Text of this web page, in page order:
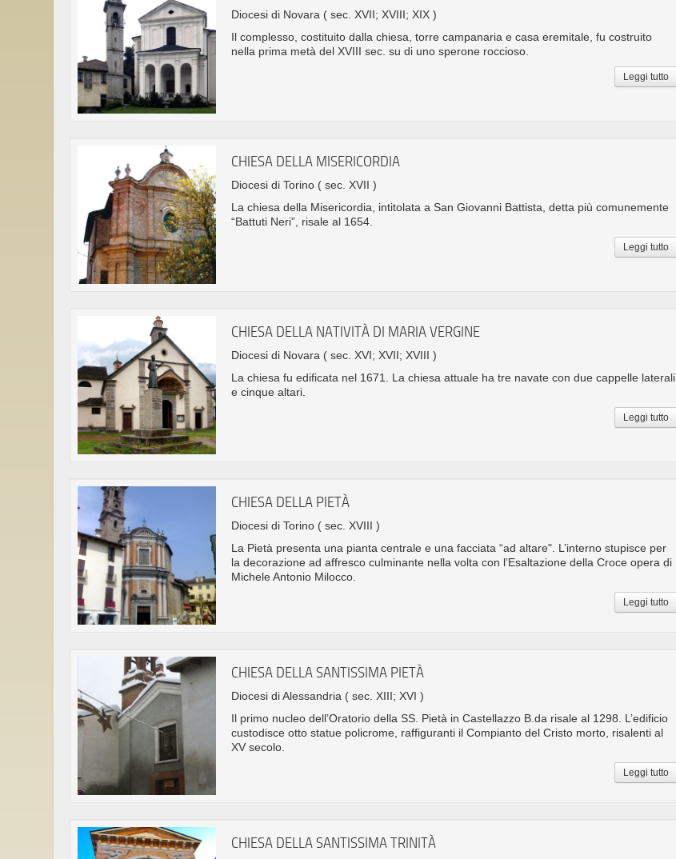
Diocesi di Novara ( sec. XVII; XVIII; XIX )
Il complesso, costituito dalla chiesa, torre campanaria e casa eremitale, fu costruito
nella prima metà del XVIII sec. su di uno sperone roccioso.
Leggi tutto
CHIESA DELLA MISERICORDIA
Diocesi di Torino ( sec. XVII )
La chiesa della Misericordia, intitolata a San Giovanni Battista, detta più comunemente
“Battuti Neri”, risale al 1654.
Leggi tutto
CHIESA DELLA NATIVITÀ DI MARIA VERGINE
Diocesi di Novara ( sec. XVI; XVII; XVIII )
La chiesa fu edificata nel 1671. La chiesa attuale ha tre navate con due cappelle laterali
e cinque altari.
Leggi tutto
CHIESA DELLA PIETÀ
Diocesi di Torino ( sec. XVIII )
La Pietà presenta una pianta centrale e una facciata “ad altare". L’interno stupisce per
la decorazione ad affresco culminante nella volta con l’Esaltazione della Croce opera di
Michele Antonio Milocco.
Leggi tutto
CHIESA DELLA SANTISSIMA PIETÀ
Diocesi di Alessandria ( sec. XIII; XVI )
Il primo nucleo dell’Oratorio della SS. Pietà in Castellazzo B.da risale al 1298. L’edificio
custodisce otto statue policrome, raffiguranti il Compianto del Cristo morto, risalenti al
XV secolo.
Leggi tutto
CHIESA DELLA SANTISSIMA TRINITÀ